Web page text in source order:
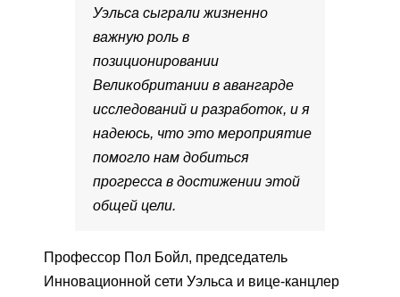
Уэльса сыграли жизненно
важную роль в
позиционировании
Великобритании в авангарде
исследований и разработок, и я
надеюсь, что это мероприятие
помогло нам добиться
прогресса в достижении этой
общей цели.
Профессор Пол Бойл, председатель
Инновационной сети Уэльса и вице-канцлер